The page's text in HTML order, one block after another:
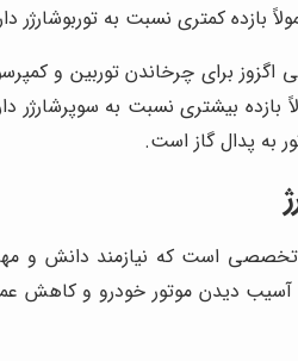
بازده کمتری نسبت به
اگزوز برای چرخاندن توربین و
به پدال گاز است.
تخصصی است که نیازمند دانش و
آسیب دیدن موتور خودرو و کاهش